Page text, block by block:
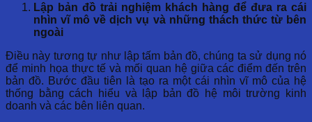
Lập bản đồ trải nghiệm khách hàng để đưa ra cái
nhìn vĩ mô về dịch vụ và những thách thức từ bên
ngoài
Điều này tương tự như lập tấm bản đồ, chúng ta sử dụng nó
để minh họa thực tế và mối quan hệ giữa các điểm đến trên
bản đồ. Bước đầu tiên là tạo ra một cái nhìn vĩ mô của hệ
thống bằng cách hiểu và lập bản đồ hệ môi trường kinh
doanh và các bên liên quan.